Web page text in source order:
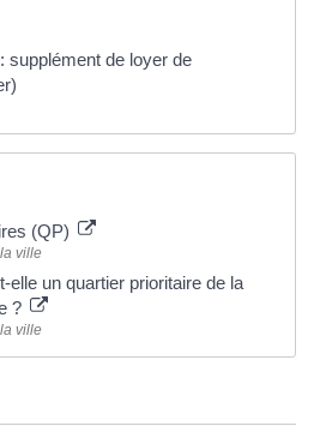
supplément de loyer de
(QP)
ville
elle un quartier prioritaire de la
?
ville